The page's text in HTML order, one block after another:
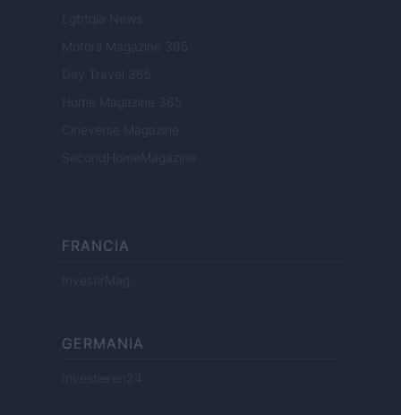
Lgbtqia News
Motors Magazine 365
Day Travel 365
Home Magazine 365
Cineverse Magazine
SecondHomeMagazine
FRANCIA
InvestirMag
GERMANIA
Investieren24